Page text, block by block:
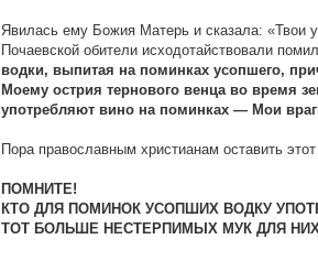
Явилась ему Божия Матерь и сказала:
Почаевской обители исходотайствовали
водки, выпитая на поминках усопшего,
Моему острия тернового венца во время
употребляют вино на поминках — Мои
Пора православным христианам оставить
ПОМНИТЕ!
КТО ДЛЯ ПОМИНОК УСОПШИХ ВОДКУ
ТОТ БОЛЬШЕ НЕСТЕРПИМЫХ МУК ДЛЯ